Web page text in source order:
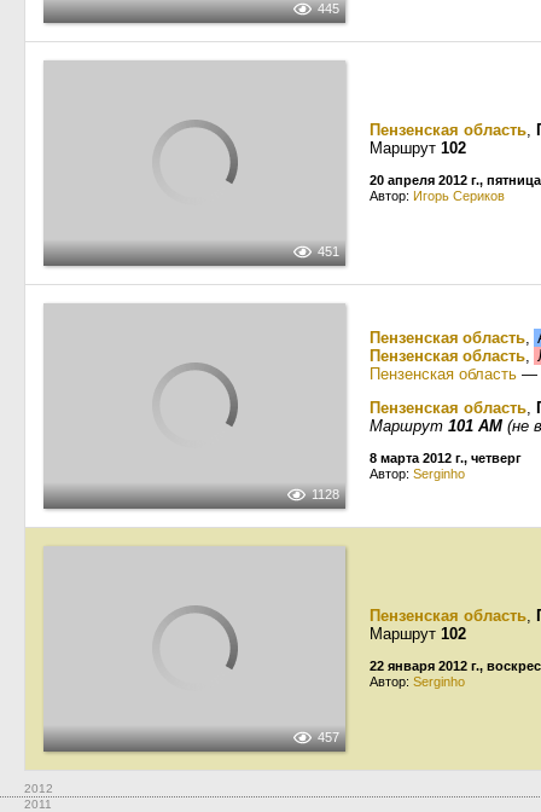
445
451
Пензенская область,
Маршрут 102
20 апреля 2012 г., пятница
Автор: Игорь Сериков
1128
Пензенская область,
Пензенская область,
Пензенская область —
Пензенская область,
Маршрут 101 АМ (не
8 марта 2012 г., четверг
Автор: Serginho
457
Пензенская область,
Маршрут 102
22 января 2012 г.,
Автор: Serginho
2012
2011